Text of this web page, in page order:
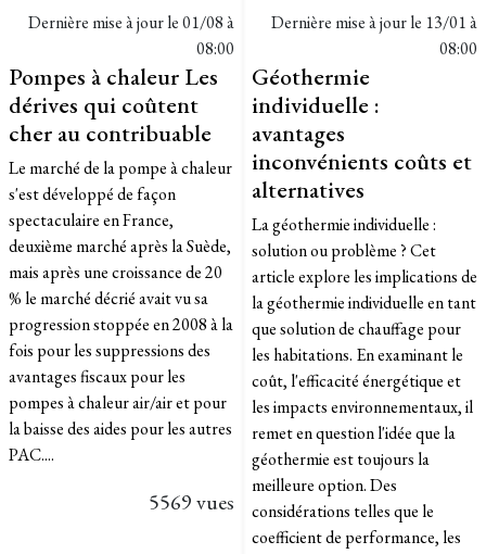
Dernière mise à jour le01/08 à
08:00
Pompes à chaleur Les
dérives qui coûtent
cher au contribuable
Le marché de la pompe à chaleur
s'est développé de façon
spectaculaire en France,
deuxième marché après la Suède,
mais après une croissance de 20
% le marché décrié avait vu sa
progression stoppée en 2008 à la
fois pour les suppressions des
avantages fiscaux pour les
pompes à chaleur air/air et pour
la baisse des aides pour les autres
PAC....
5569 vues
Dernière mise à jour le 13/01 à
08:00
Géothermie
individuelle :
avantages
inconvénients coûts et
alternatives
La géothermie individuelle :
solution ou problème ? Cet
article explore les implications de
la géothermie individuelle en tant
que solution de chauffage pour
les habitations. En examinant le
coût, l'efficacité énergétique et
les impacts environnementaux, il
remet en question l'idée que la
géothermie est toujours la
meilleure option. Des
considérations telles que le
coefficient de performance, les